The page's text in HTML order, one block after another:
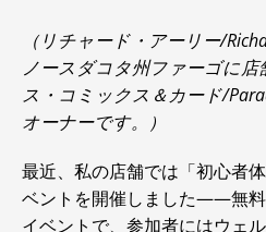
（リチャード・アーリー/
ノースダコタ州ファーゴに
ス・コミックス＆カード/
オーナーです。）
最近、私の店舗では「初心者
ベントを開催しました――無
イベントで、参加者にはウェ